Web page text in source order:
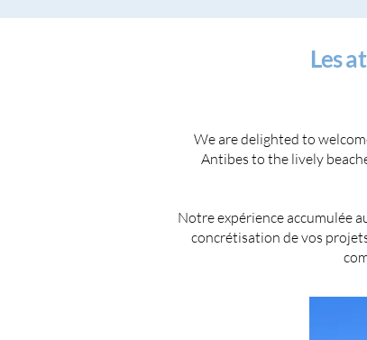
Les
We are delighted to
Antibes to the lively
Notre expérience accumulée
concrétisation de vos